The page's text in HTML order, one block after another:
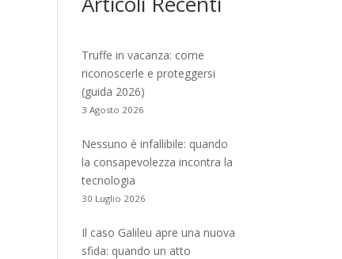
Truffe in vacanza: come
riconoscerle e proteggersi
(guida 2026)
3 Agosto 2026
Nessuno è infallibile: quando
la consapevolezza incontra la
tecnologia
30 Luglio 2026
Il caso Galileu apre una nuova
sfida: quando un atto